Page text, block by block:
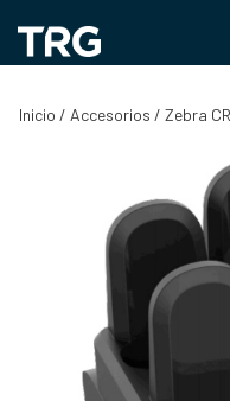
contenido
Inicio / Accesorios / Zebra